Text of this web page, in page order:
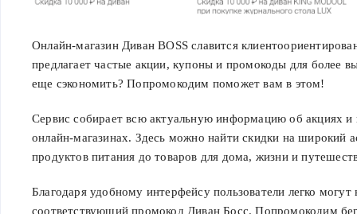
Онлайн-магазин Диван BOSS славится
предлагает частые акции, купоны и промокоды для более
еще сэкономить? Попромокодим поможет вам в этом!
Сервис собирает всю актуальную информацию об акциях и
онлайн-магазинах. Здесь можно найти скидки на широкий
продуктов питания до товаров для дома, жизни и
Благодаря удобному интерфейсу пользователи легко
соответствующий промокод Диван Босс. Попромокодим